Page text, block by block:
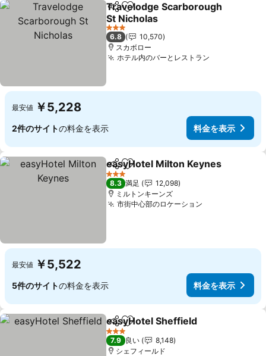
シェアお気に入りに追加
Travelodge Scarborough
St Nicholas
料金を表示
3 ホテルのランク
6.8
10,570
スカボロー
ホテル内のバーとレストラン
最安値 ￥5,228
2件のサイトの料金を表示 料金を表示
シェアお気に入りに追加
easyHotel Milton Keynes
3 ホテルのランク
8.3 満足
12,098
ミルトンキーンズ
市街中心部のロケーション
最安値 ￥5,522
5件のサイトの料金を表示 料金を表示
シェアお気に入りに追加
easyHotel Sheffield
3 ホテルのランク
7.9 良い
8,148
シェフィールド